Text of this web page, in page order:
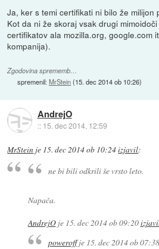
Ja, ker s temi certifikati ni bilo že milijon
Kot da ni že skoraj vsak drugi
certifikatov ala mozilla.org, google.com
kompanija).
Zgodovina sprememb…
spremenil:MrStein(15. dec 2014 ob 10:26)
AndrejO
:: 15. dec 2014, 12:59
MrStein je 15. dec 2014 ob 10:24izjavil:
ne bi bili odkrili še vrsto leto.
Napača.
AndrejOje 15. dec 2014 ob 09:20
poweroffje 15. dec 2014 ob 07:38